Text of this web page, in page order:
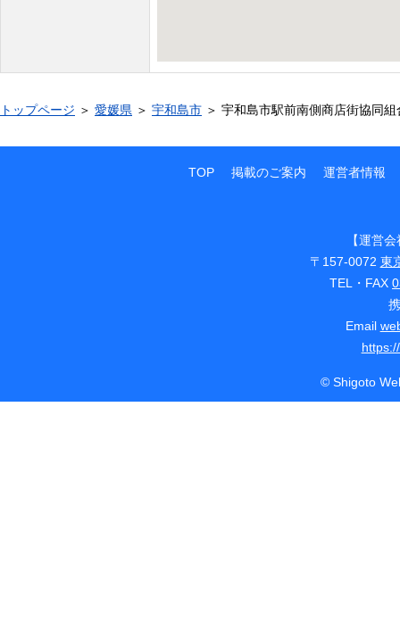
トップページ ＞ 愛媛県 ＞ 宇和島市 ＞ 宇和島市駅前南側商店街協同組
TOP 掲載のご案内 運営者情報
【運営
〒157-0072 東
TEL・FAX
Email
© Shigoto